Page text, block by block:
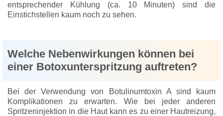
entsprechender Kühlung (ca. 10 Minuten) sind die
Einstichstellen kaum noch zu sehen.
Welche Nebenwirkungen können bei
einer Botoxunterspritzung auftreten?
Bei der Verwendung von Botulinumtoxin A sind kaum
Komplikationen zu erwarten. Wie bei jeder anderen
Spritzeninjektion in die Haut kann es zu einer Hautreizung,